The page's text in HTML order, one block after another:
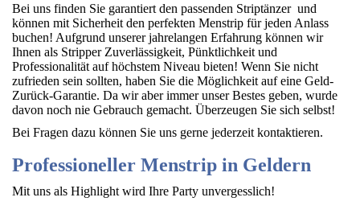
Bei uns finden Sie garantiert den passenden Striptänzer und
können mit Sicherheit den perfekten Menstrip für jeden Anlass
buchen! Aufgrund unserer jahrelangen Erfahrung können wir
Ihnen als Stripper Zuverlässigkeit, Pünktlichkeit und
Professionalität auf höchstem Niveau bieten! Wenn Sie nicht
zufrieden sein sollten, haben Sie die Möglichkeit auf eine Geld-
Zurück-Garantie. Da wir aber immer unser Bestes geben, wurde
davon noch nie Gebrauch gemacht. Überzeugen Sie sich selbst!
Bei Fragen dazu können Sie uns gerne jederzeit kontaktieren.
Professioneller Menstrip in Geldern
Mit uns als Highlight wird Ihre Party unvergesslich!